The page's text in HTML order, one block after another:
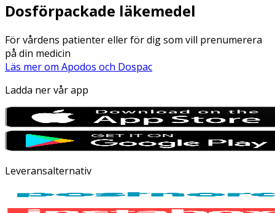
Dosförpackade läkemedel
För vårdens patienter eller för dig som vill prenumerera
på din medicin
Läs mer om Apodos och Dospac
Ladda ner vår app
Leveransalternativ